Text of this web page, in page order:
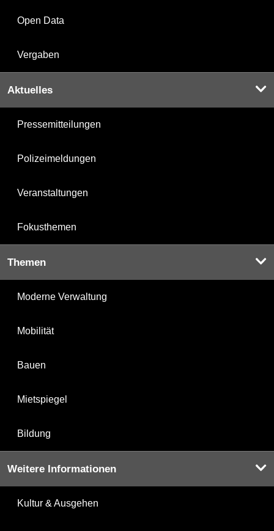
Open Data
Vergaben
Aktuelles
Pressemitteilungen
Polizeimeldungen
Veranstaltungen
Fokusthemen
Themen
Moderne Verwaltung
Mobilität
Bauen
Mietspiegel
Bildung
Weitere Informationen
Kultur & Ausgehen